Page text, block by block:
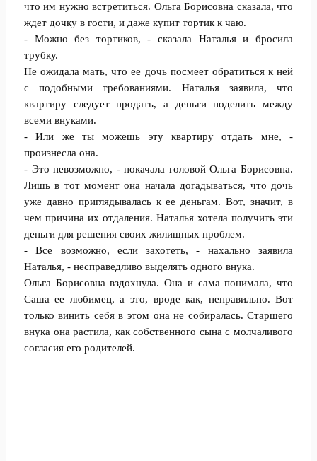
что им нужно встретиться. Ольга Борисовна сказала, что
ждет дочку в гости, и даже купит тортик к чаю.
- Можно без тортиков, - сказала Наталья и бросила
трубку.
Не ожидала мать, что ее дочь посмеет обратиться к ней
с подобными требованиями. Наталья заявила, что
квартиру следует продать, а деньги поделить между
всеми внуками.
- Или же ты можешь эту квартиру отдать мне, -
произнесла она.
- Это невозможно, - покачала головой Ольга Борисовна.
Лишь в тот момент она начала догадываться, что дочь
уже давно приглядывалась к ее деньгам. Вот, значит, в
чем причина их отдаления. Наталья хотела получить эти
деньги для решения своих жилищных проблем.
- Все возможно, если захотеть, - нахально заявила
Наталья, - несправедливо выделять одного внука.
Ольга Борисовна вздохнула. Она и сама понимала, что
Саша ее любимец, а это, вроде как, неправильно. Вот
только винить себя в этом она не собиралась. Старшего
внука она растила, как собственного сына с молчаливого
согласия его родителей.